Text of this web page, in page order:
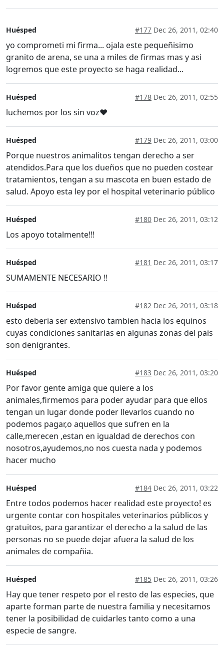
Huésped #177 Dec 26, 2011, 02:40
yo comprometi mi firma... ojala este pequeñisimo
granito de arena, se una a miles de firmas mas y asi
logremos que este proyecto se haga realidad...
Huésped #178 Dec 26, 2011, 02:55
luchemos por los sin voz♥
Huésped #179 Dec 26, 2011, 03:00
Porque nuestros animalitos tengan derecho a ser
atendidos.Para que los dueños que no pueden costear
tratamientos, tengan a su mascota en buen estado de
salud. Apoyo esta ley por el hospital veterinario público
Huésped #180 Dec 26, 2011, 03:12
Los apoyo totalmente!!!
Huésped #181 Dec 26, 2011, 03:17
SUMAMENTE NECESARIO !!
Huésped #182 Dec 26, 2011, 03:18
esto deberia ser extensivo tambien hacia los equinos
cuyas condiciones sanitarias en algunas zonas del pais
son denigrantes.
Huésped #183 Dec 26, 2011, 03:20
Por favor gente amiga que quiere a los
animales,firmemos para poder ayudar para que ellos
tengan un lugar donde poder llevarlos cuando no
podemos pagar,o aquellos que sufren en la
calle,merecen ,estan en igualdad de derechos con
nosotros,ayudemos,no nos cuesta nada y podemos
hacer mucho
Huésped #184 Dec 26, 2011, 03:22
Entre todos podemos hacer realidad este proyecto! es
urgente contar con hospitales veterinarios públicos y
gratuitos, para garantizar el derecho a la salud de las
personas no se puede dejar afuera la salud de los
animales de compañia.
Huésped #185 Dec 26, 2011, 03:26
Hay que tener respeto por el resto de las especies, que
aparte forman parte de nuestra familia y necesitamos
tener la posibilidad de cuidarles tanto como a una
especie de sangre.